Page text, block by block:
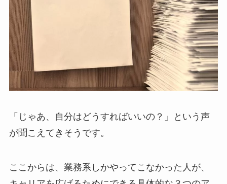
「じゃあ、自分はどうすればいいの？」という声
が聞こえてきそうです。
ここからは、業務系しかやってこなかった人が、